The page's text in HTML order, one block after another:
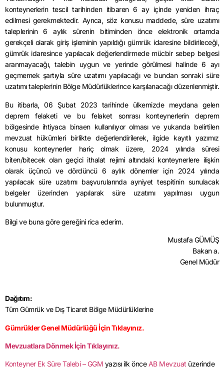
konteynerlerin tescil tarihinden itibaren 6 ay içinde yeniden ihraç
edilmesi gerekmektedir. Ayrıca, söz konusu maddede, süre uzatımı
taleplerinin 6 aylık sürenin bitiminden önce elektronik ortamda
gerekçeli olarak giriş işleminin yapıldığı gümrük idaresine bildirileceği,
gümrük idaresince yapılacak değerlendirmede mücbir sebep belgesi
aranmayacağı, talebin uygun ve yerinde görülmesi halinde 6 ayı
geçmemek şartıyla süre uzatımı yapılacağı ve bundan sonraki süre
uzatımı taleplerinin Bölge Müdürlüklerince karşılanacağı düzenlenmiştir.
Bu itibarla, 06 Şubat 2023 tarihinde ülkemizde meydana gelen
deprem felaketi ve bu felaket sonrası konteynerlerin deprem
bölgesinde ihtiyaca binaen kullanılıyor olması ve yukarıda belirtilen
mevzuat hükümleri birlikte değerlendirilerek, ilgide kayıtlı yazımız
konusu konteynerler hariç olmak üzere, 2024 yılında süresi
biten/bitecek olan geçici ithalat rejimi altındaki konteynerlere ilişkin
olarak üçüncü ve dördüncü 6 aylık dönemler için 2024 yılında
yapılacak süre uzatımı başvurularında ayniyet tespitinin sunulacak
belgeler üzerinden yapılarak süre uzatımı yapılması uygun
bulunmuştur.
Bilgi ve buna göre gereğini rica ederim.
Mustafa GÜMÜŞ
Bakan a.
Genel Müdür
Dağıtım:
Tüm Gümrük ve Dış Ticaret Bölge Müdürlüklerine
Gümrükler Genel Müdürlüğü İçin Tıklayınız.
Mevzuatlara Dönmek İçin Tıklayınız.
Konteyner Ek Süre Talebi – GGM yazısı ilk önceAB Mevzuatüzerinde